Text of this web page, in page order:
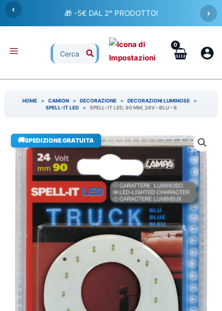
Vai
contenuto
‹ 🎁 -5€ DAL 2° PRODOTTO! ›
Ricerca
per:
HOME » CAMION » DECORAZIONE » DECORAZIONI LUMINOSE
»
SPELL-IT LED
» SPELL-IT LED, 90 MM, 24V – BLU – 9
🚚SPEDIZIONE GRATUITA